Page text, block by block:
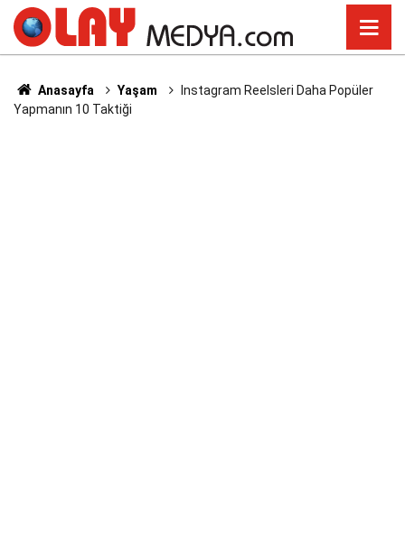
Anasayfa Yaşam
Instagram Reelsleri Daha Popüler
Yapmanın 10 Taktiği